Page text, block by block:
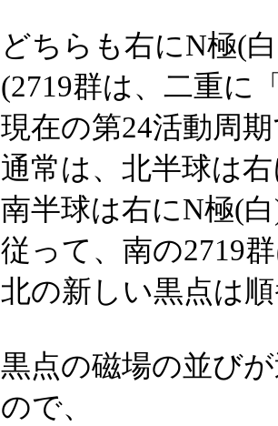
どちらも右にN極(
(2719群は、二重に
現在の第24活動周
通常は、北半球は
南半球は右にN極(
従って、南の2719
北の新しい黒点は
黒点の磁場の並び
ので、